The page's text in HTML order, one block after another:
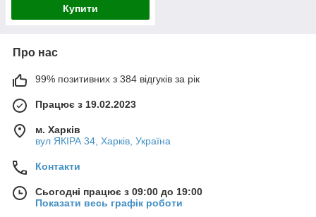
Купити
Про нас
99% позитивних з 384 відгуків за рік
Працює з 19.02.2023
м. Харків
вул ЯКІРА 34, Харків, Україна
Контакти
Сьогодні працює з 09:00 до 19:00
Показати весь графік роботи